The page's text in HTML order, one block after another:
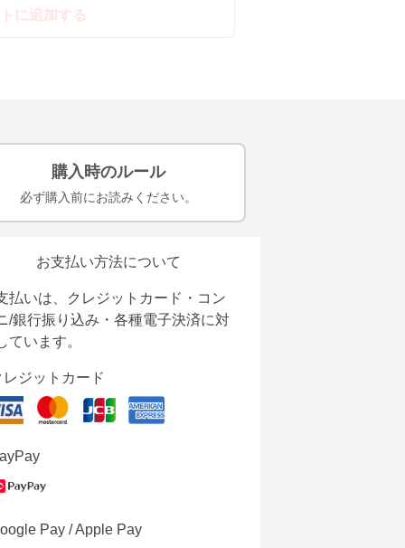
に追加する
購入時のルール
必ず購入前にお読みください。
お支払い方法について
払いは、クレジットカード・コン
/銀行振り込み・各種電子決済に対
ています。
レジットカード
Pay / Apple Pay